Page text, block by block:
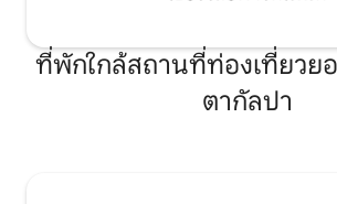
ที่พักใกล้สถานที่ท่องเที่ยวย
ตากัลปา